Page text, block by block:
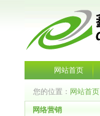
网站首页
您的位置： 网站首页
网络营销